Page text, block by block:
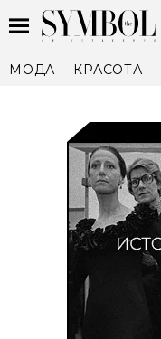
МОДА КРАСОТА